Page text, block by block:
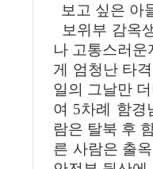
보고 싶은 아
보위부 감옥
나 고통스러
게 엄청난 타
일의 그날만
여 5차례 함경
람은 탈북 후
른 사람은 출